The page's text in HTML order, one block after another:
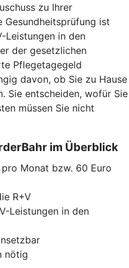
zu Ihrer
Gesundheitsprüfung ist
Leistungen in den
der gesetzlichen
Pflegetagegeld
davon, ob Sie zu Hause
Sie entscheiden, wofür Sie
müssen Sie nicht
im Überblick
Monat bzw. 60 Euro
R+V
Leistungen in den
nötig